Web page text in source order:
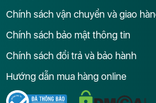
Chính sách vận chuyển và giao
Chính sách bảo mật thông tin
Chính sách đổi trả và bảo hành
Hướng dẫn mua hàng online